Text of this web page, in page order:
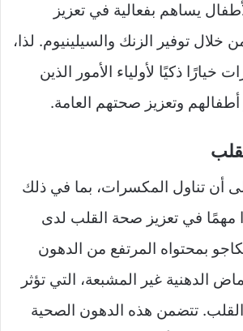
يساهم بفعالية في تعزيز
خلال توفير الزنك والسيلينيوم. لذا،
خيارًا ذكيًا لأولياء الأمور الذين
وتعزيز صحتهم العامة.
أن تناول المكسرات، بما في ذلك
مهمًا في تعزيز صحة القلب لدى
بمحتواه المرتفع من الدهون
الدهنية غير المشبعة، التي تؤثر
تتضمن هذه الدهون الصحية